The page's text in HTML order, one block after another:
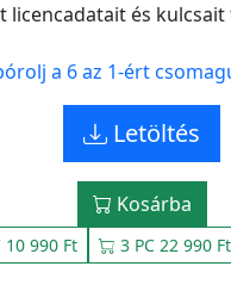
licencadatait és kulcsait
a 6 az 1-ért
Letöltés
Kosárba
10 990 Ft 3 PC 22 990 Ft